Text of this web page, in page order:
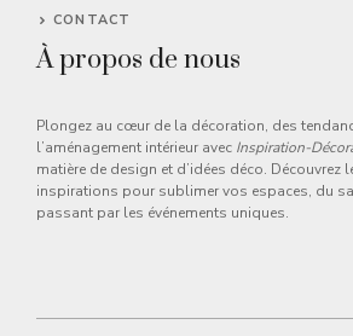
CONTACT
À propos de nous
Plongez au cœur de la décoration, des
l’aménagement intérieur avec Inspiration-
matière de design et d’idées déco. Découvrez
inspirations pour sublimer vos espaces, du
passant par les événements uniques.